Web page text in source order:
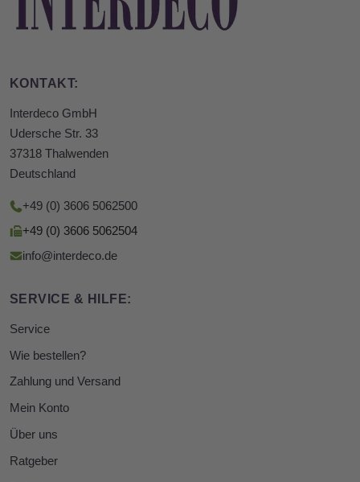
KONTAKT:
Interdeco GmbH
Udersche Str. 33
37318 Thalwenden
Deutschland
+49 (0) 3606 5062500
+49 (0) 3606 5062504
info@interdeco.de
SERVICE & HILFE:
Service
Wie bestellen?
Zahlung und Versand
Mein Konto
Über uns
Ratgeber